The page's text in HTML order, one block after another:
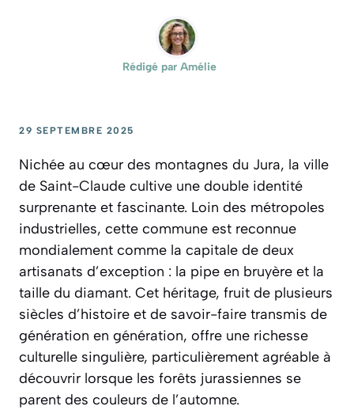
Rédigé par Amélie
29 SEPTEMBRE 2025
Nichée au cœur des montagnes du Jura, la ville
de Saint-Claude cultive une double identité
surprenante et fascinante. Loin des métropoles
industrielles, cette commune est reconnue
mondialement comme la capitale de deux
artisanats d’exception : la pipe en bruyère et la
taille du diamant. Cet héritage, fruit de plusieurs
siècles d’histoire et de savoir-faire transmis de
génération en génération, offre une richesse
culturelle singulière, particulièrement agréable à
découvrir lorsque les forêts jurassiennes se
parent des couleurs de l’automne.